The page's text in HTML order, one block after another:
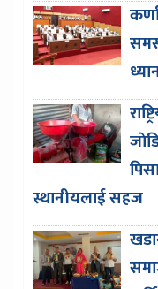
स्थानीयलाई सहज